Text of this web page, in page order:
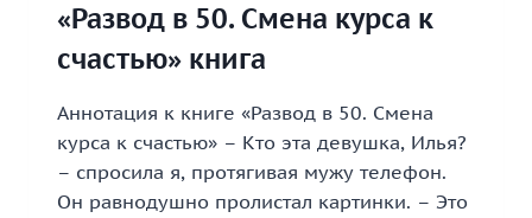
«Развод в 50. Смена курса к
счастью» книга
Аннотация к книге «Развод в 50. Смена
курса к счастью» – Кто эта девушка, Илья?
– спросила я, протягивая мужу телефон.
Он равнодушно пролистал картинки. – Это